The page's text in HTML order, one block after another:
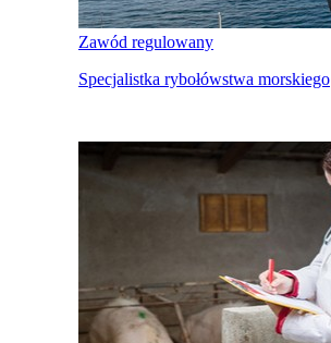
Zawód regulowany
Specjalistka rybołówstwa morskiego